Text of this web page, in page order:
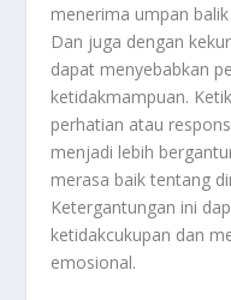
menerima umpan
Dan juga dengan
dapat menyebabkan
ketidakmampuan.
perhatian atau
menjadi lebih
merasa baik tentang
Ketergantungan ini
ketidakcukupan dan
emosional.